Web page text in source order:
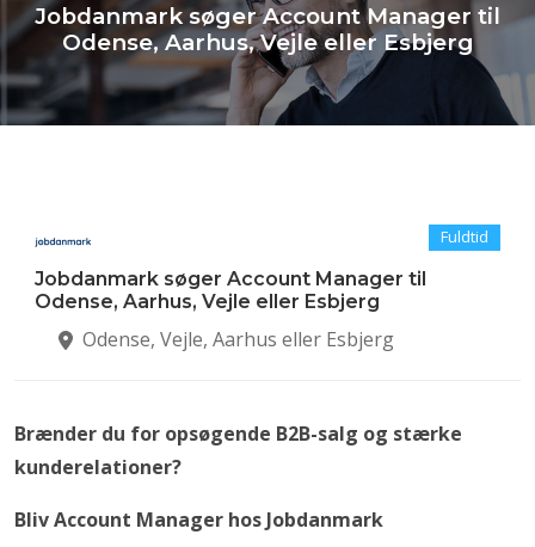
Jobdanmark søger Account Manager til
Odense, Aarhus, Vejle eller Esbjerg
Fuldtid
Jobdanmark søger Account Manager til
Odense, Aarhus, Vejle eller Esbjerg
Odense, Vejle, Aarhus eller Esbjerg
Brænder du for opsøgende B2B-salg og stærke
kunderelationer?
Bliv Account Manager hos Jobdanmark